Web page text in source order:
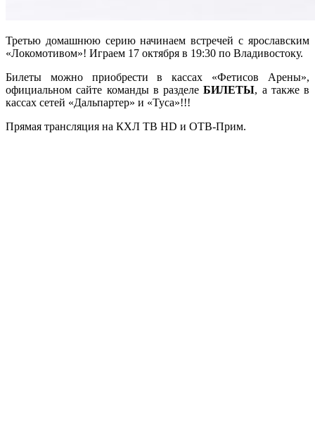
Третью домашнюю серию начинаем встречей с ярославским
«Локомотивом»! Играем 17 октября в 19:30 по Владивостоку.
Билеты можно приобрести в кассах «Фетисов Арены»,
официальном сайте команды в разделеБИЛЕТЫ, а также в
кассах сетей «Дальпартер» и «Туса»!!!
Прямая трансляция на КХЛ ТВ HD и ОТВ-Прим.